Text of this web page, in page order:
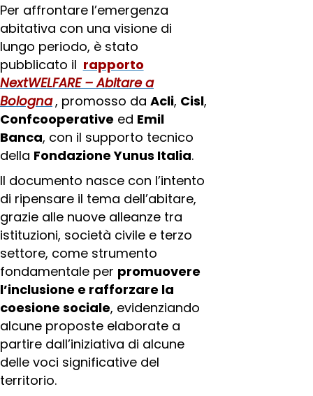
Per affrontare l’emergenza
abitativa con una visione di
lungo periodo, è stato
pubblicato il rapporto
NextWELFARE – Abitare a
Bologna, promosso da Acli, Cisl,
Confcooperative ed Emil
Banca, con il supporto tecnico
della Fondazione Yunus Italia.
Il documento nasce con l’intento
di ripensare il tema dell’abitare,
grazie alle nuove alleanze tra
istituzioni, società civile e terzo
settore, come strumento
fondamentale per promuovere
l’inclusione e rafforzare la
coesione sociale, evidenziando
alcune proposte elaborate a
partire dall’iniziativa di alcune
delle voci significative del
territorio.